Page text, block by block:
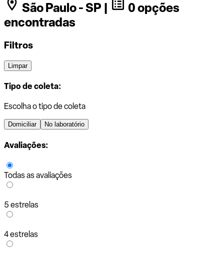
São Paulo - SP |
0 opções
encontradas
Filtros
Limpar
Tipo de coleta:
Escolha o tipo de coleta
Domiciliar No laboratório
Avaliações:
Todas as avaliações
5 estrelas
4 estrelas